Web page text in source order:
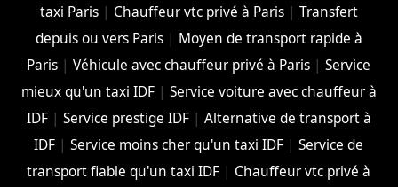
taxi Paris| Chauffeur vtc privé à Paris| Transfert
depuis ou vers Paris| Moyen de transport rapide à
Paris |Véhicule avec chauffeur privé à Paris |Service
mieux qu'un taxi IDF| Service voiture avec chauffeur à
IDF| Service prestige IDF| Alternative de transport à
IDF |Service moins cher qu'un taxi IDF |Service de
transport fiable qu'un taxi IDF | Chauffeur vtc privé à